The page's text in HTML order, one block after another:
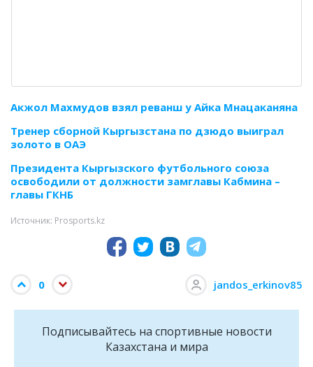
Акжол Махмудов взял реванш у Айка Мнацаканяна
Тренер сборной Кыргызстана по дзюдо выиграл
золото в ОАЭ
Президента Кыргызского футбольного союза
освободили от должности замглавы Кабмина –
главы ГКНБ
Источник: Prosports.kz
0 jandos_erkinov85
Подписывайтесь на cпортивные новости
Казахстана и мира